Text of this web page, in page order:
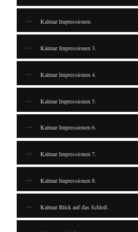
Kalmar Impressionen.
Kalmar Impressionen 3.
Kalmar Impressionen 4.
Kalmar Impressionen 5.
Kalmar Impressionen 6.
Kalmar Impressionen 7.
Kalmar Impressionen 8.
Kalmar Blick auf das Schloß.